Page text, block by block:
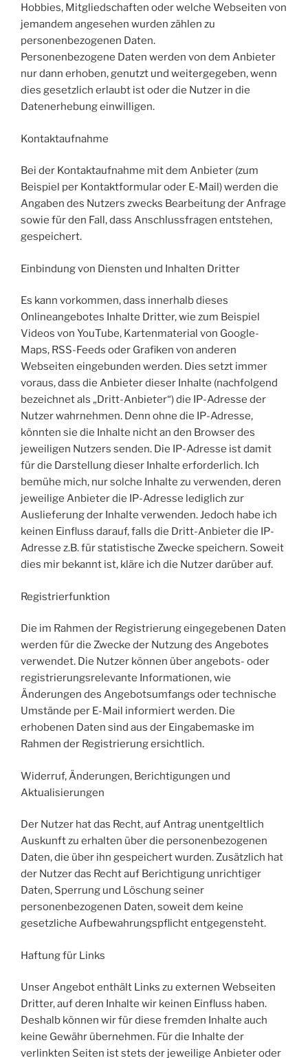
Hobbies, Mitgliedschaften oder welche Webseiten von
jemandem angesehen wurden zählen zu
personenbezogenen Daten.
Personenbezogene Daten werden von dem Anbieter
nur dann erhoben, genutzt und weitergegeben, wenn
dies gesetzlich erlaubt ist oder die Nutzer in die
Datenerhebung einwilligen.
Kontaktaufnahme
Bei der Kontaktaufnahme mit dem Anbieter (zum
Beispiel per Kontaktformular oder E-Mail) werden die
Angaben des Nutzers zwecks Bearbeitung der Anfrage
sowie für den Fall, dass Anschlussfragen entstehen,
gespeichert.
Einbindung von Diensten und Inhalten Dritter
Es kann vorkommen, dass innerhalb dieses
Onlineangebotes Inhalte Dritter, wie zum Beispiel
Videos von YouTube, Kartenmaterial von Google-
Maps, RSS-Feeds oder Grafiken von anderen
Webseiten eingebunden werden. Dies setzt immer
voraus, dass die Anbieter dieser Inhalte (nachfolgend
bezeichnet als „Dritt-Anbieter“) die IP-Adresse der
Nutzer wahrnehmen. Denn ohne die IP-Adresse,
könnten sie die Inhalte nicht an den Browser des
jeweiligen Nutzers senden. Die IP-Adresse ist damit
für die Darstellung dieser Inhalte erforderlich. Ich
bemühe mich, nur solche Inhalte zu verwenden, deren
jeweilige Anbieter die IP-Adresse lediglich zur
Auslieferung der Inhalte verwenden. Jedoch habe ich
keinen Einfluss darauf, falls die Dritt-Anbieter die IP-
Adresse z.B. für statistische Zwecke speichern. Soweit
dies mir bekannt ist, kläre ich die Nutzer darüber auf.
Registrierfunktion
Die im Rahmen der Registrierung eingegebenen Daten
werden für die Zwecke der Nutzung des Angebotes
verwendet. Die Nutzer können über angebots- oder
registrierungsrelevante Informationen, wie
Änderungen des Angebotsumfangs oder technische
Umstände per E-Mail informiert werden. Die
erhobenen Daten sind aus der Eingabemaske im
Rahmen der Registrierung ersichtlich.
Widerruf, Änderungen, Berichtigungen und
Aktualisierungen
Der Nutzer hat das Recht, auf Antrag unentgeltlich
Auskunft zu erhalten über die personenbezogenen
Daten, die über ihn gespeichert wurden. Zusätzlich hat
der Nutzer das Recht auf Berichtigung unrichtiger
Daten, Sperrung und Löschung seiner
personenbezogenen Daten, soweit dem keine
gesetzliche Aufbewahrungspflicht entgegensteht.
Haftung für Links
Unser Angebot enthält Links zu externen Webseiten
Dritter, auf deren Inhalte wir keinen Einfluss haben.
Deshalb können wir für diese fremden Inhalte auch
keine Gewähr übernehmen. Für die Inhalte der
verlinkten Seiten ist stets der jeweilige Anbieter oder